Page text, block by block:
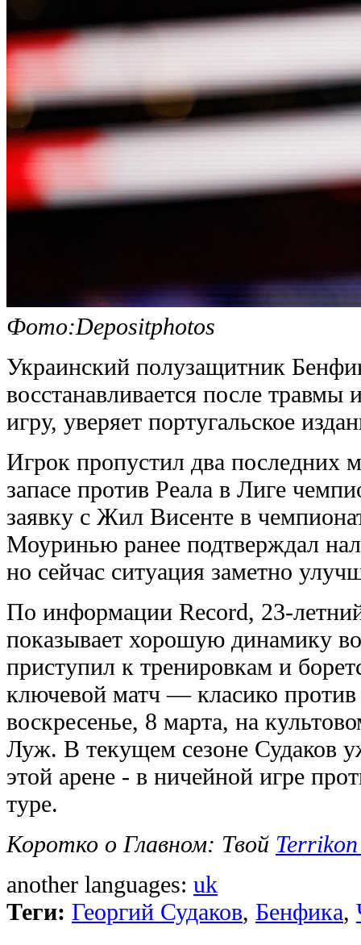
Фото:Depositphotos
Украинский полузащитник
восстанавливается после травмы
игру, уверяет португальское
Игрок пропустил два последних
запасе против Реала в Лиге
заявку с Жил Висенте в
Моуринью ранее подтверждал
но сейчас ситуация заметно
По информации Record, 23-
показывает хорошую динамику
приступил к тренировкам и
ключевой матч — класико против
воскресенье, 8 марта, на
Луж. В текущем сезоне Судаков
этой арене - в ничейной игре
туре.
Коротко о Главном: Твой
another languages: uk
Теги: Георгий Судаков, Бенфика,